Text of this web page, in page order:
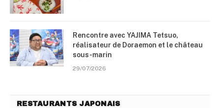
Rencontre avec YAJIMA Tetsuo,
réalisateur de Doraemon et le château
sous-marin
29/07/2026
RESTAURANTS JAPONAIS